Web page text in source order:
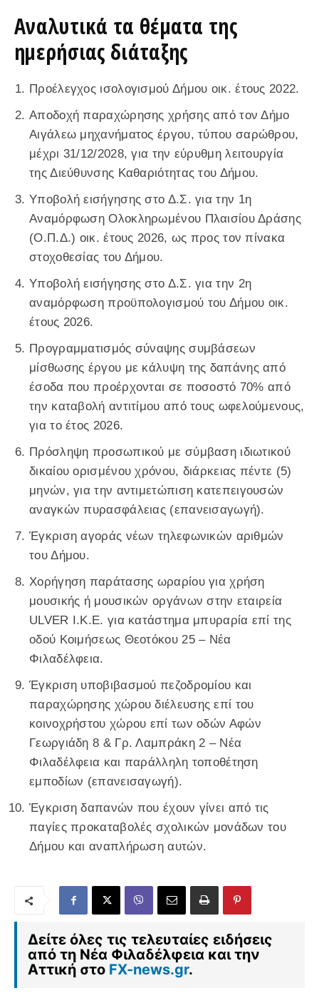
Αναλυτικά τα θέματα της
ημερήσιας διάταξης
Προέλεγχος ισολογισμού Δήμου οικ. έτους 2022.
Αποδοχή παραχώρησης χρήσης από τον Δήμο
Αιγάλεω μηχανήματος έργου, τύπου σαρώθρου,
μέχρι 31/12/2028, για την εύρυθμη λειτουργία
της Διεύθυνσης Καθαριότητας του Δήμου.
Υποβολή εισήγησης στο Δ.Σ. για την 1η
Αναμόρφωση Ολοκληρωμένου Πλαισίου Δράσης
(Ο.Π.Δ.) οικ. έτους 2026, ως προς τον πίνακα
στοχοθεσίας του Δήμου.
Υποβολή εισήγησης στο Δ.Σ. για την 2η
αναμόρφωση προϋπολογισμού του Δήμου οικ.
έτους 2026.
Προγραμματισμός σύναψης συμβάσεων
μίσθωσης έργου με κάλυψη της δαπάνης από
έσοδα που προέρχονται σε ποσοστό 70% από
την καταβολή αντιτίμου από τους ωφελούμενους,
για το έτος 2026.
Πρόσληψη προσωπικού με σύμβαση ιδιωτικού
δικαίου ορισμένου χρόνου, διάρκειας πέντε (5)
μηνών, για την αντιμετώπιση κατεπειγουσών
αναγκών πυρασφάλειας (επανεισαγωγή).
Έγκριση αγοράς νέων τηλεφωνικών αριθμών
του Δήμου.
Χορήγηση παράτασης ωραρίου για χρήση
μουσικής ή μουσικών οργάνων στην εταιρεία
ULVER Ι.Κ.Ε. για κατάστημα μπυραρία επί της
οδού Κοιμήσεως Θεοτόκου 25 – Νέα
Φιλαδέλφεια.
Έγκριση υποβιβασμού πεζοδρομίου και
παραχώρησης χώρου διέλευσης επί του
κοινοχρήστου χώρου επί των οδών Αφών
Γεωργιάδη 8 & Γρ. Λαμπράκη 2 – Νέα
Φιλαδέλφεια και παράλληλη τοποθέτηση
εμποδίων (επανεισαγωγή).
Έγκριση δαπανών που έχουν γίνει από τις
παγίες προκαταβολές σχολικών μονάδων του
Δήμου και αναπλήρωση αυτών.
Δείτε όλες τις τελευταίες ειδήσεις
από τη Νέα Φιλαδέλφεια και την
Αττική στο FX-news.gr.